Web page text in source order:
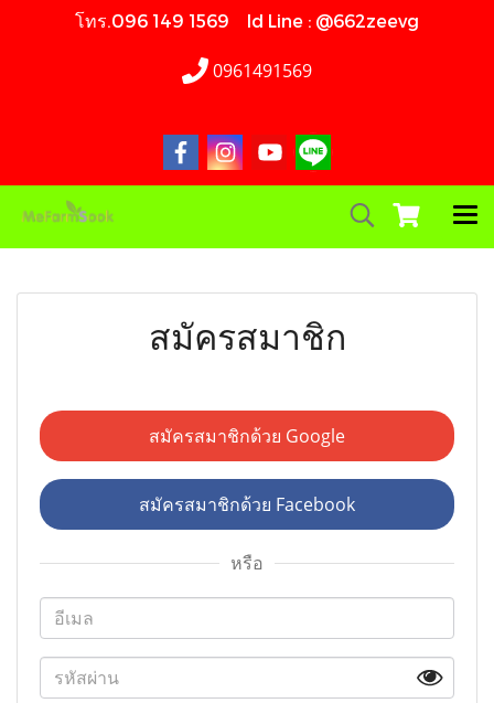
โทร.096 149 1569 Id Line : @662zeevg
0961491569
สมัครสมาชิก
สมัครสมาชิกด้วย Google
สมัครสมาชิกด้วย Facebook
หรือ